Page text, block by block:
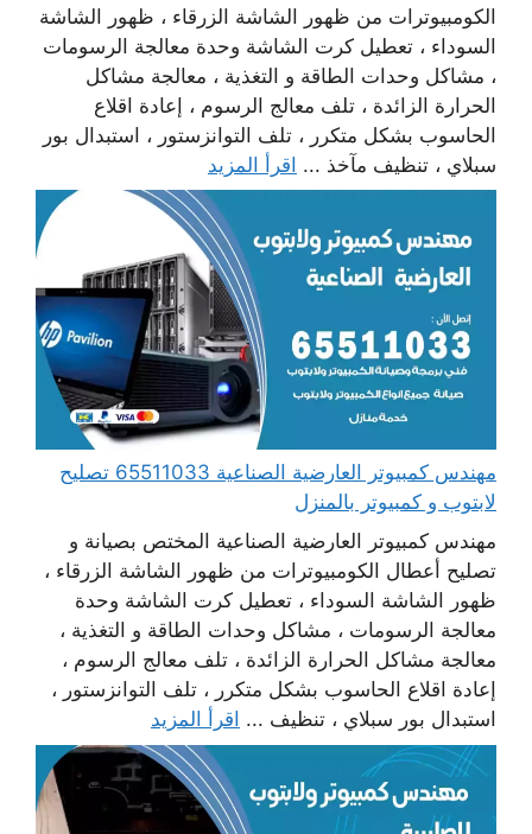
الكومبيوترات من ظهور الشاشة الزرقاء ، ظهور الشاشة
السوداء ، تعطيل كرت الشاشة وحدة معالجة الرسومات
، مشاكل وحدات الطاقة و التغذية ، معالجة مشاكل
الحرارة الزائدة ، تلف معالج الرسوم ، إعادة اقلاع
الحاسوب بشكل متكرر ، تلف التوانزستور ، استبدال بور
سبلاي ، تنظيف مآخذ ... اقرأ المزيد
مهندس كمبيوتر العارضية الصناعية 65511033 تصليح
لابتوب و كمبيوتر بالمنزل
مهندس كمبيوتر العارضية الصناعية المختص بصيانة و
تصليح أعطال الكومبيوترات من ظهور الشاشة الزرقاء ،
ظهور الشاشة السوداء ، تعطيل كرت الشاشة وحدة
معالجة الرسومات ، مشاكل وحدات الطاقة و التغذية ،
معالجة مشاكل الحرارة الزائدة ، تلف معالج الرسوم ،
إعادة اقلاع الحاسوب بشكل متكرر ، تلف التوانزستور ،
استبدال بور سبلاي ، تنظيف ... اقرأ المزيد